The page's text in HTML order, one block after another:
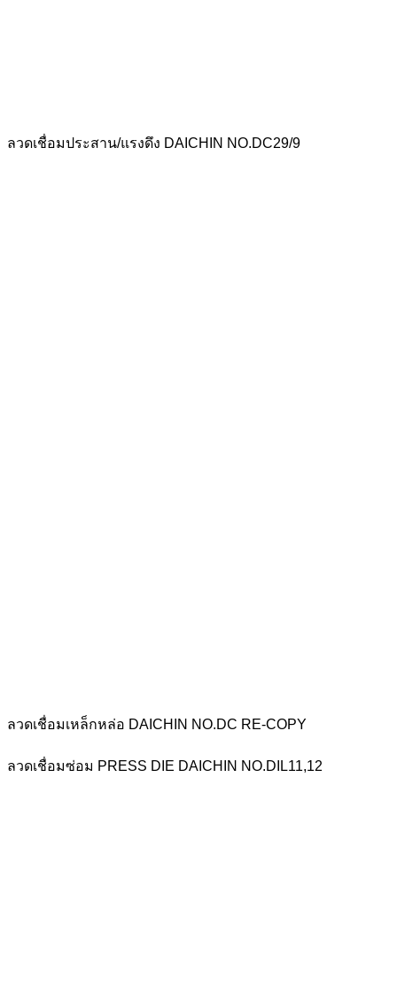
ลวดเชื่อมประสาน/แรงดึง DAICHIN NO.DC29/9
ลวดเชื่อมเหล็กหล่อ DAICHIN NO.DC RE-COPY
ลวดเชื่อมซ่อม PRESS DIE DAICHIN NO.DIL11,12